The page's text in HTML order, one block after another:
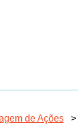
de Ações >